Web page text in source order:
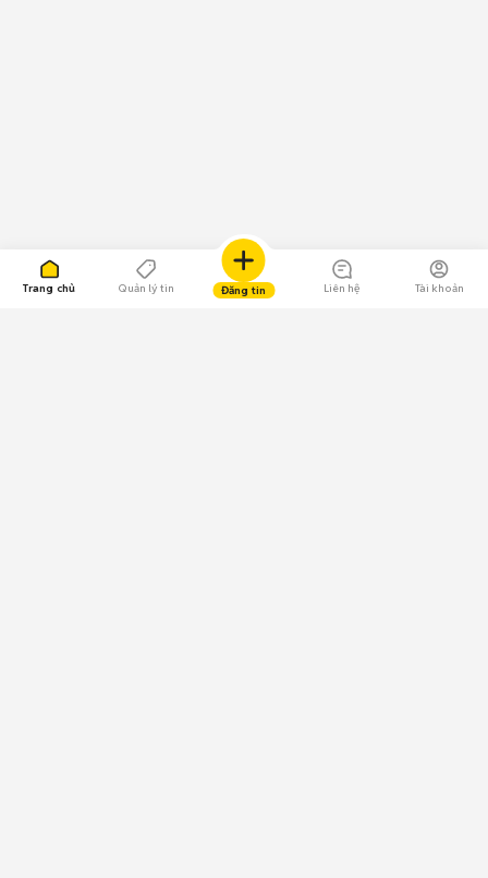
Trang chủ Quản lý tin Đăng tin Liên hệ Tài khoản